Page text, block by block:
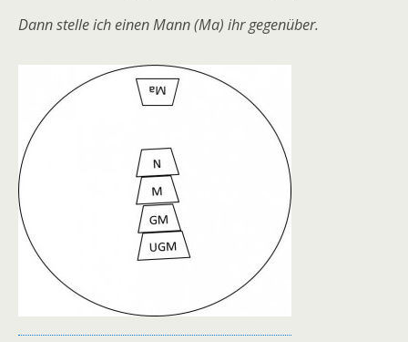
Dann stelle ich einen Mann (Ma) ihr gegenüber.